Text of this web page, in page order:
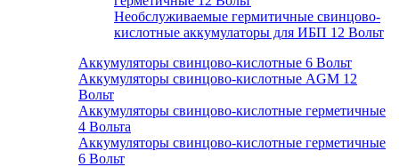
Необслуживаемые гермитичные свинцово-
кислотные аккумулаторы для ИБП 12 Вольт
Аккумуляторы свинцово-кислотные 6 Вольт
Аккумуляторы свинцово-кислотные AGM 12
Вольт
Аккумуляторы свинцово-кислотные герметичные
4 Вольта
Аккумуляторы свинцово-кислотные герметичные
6 Вольт